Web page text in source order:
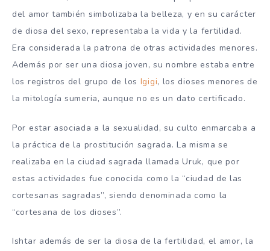
del amor también simbolizaba la belleza, y en su carácter
de diosa del sexo, representaba la vida y la fertilidad.
Era considerada la patrona de otras actividades menores.
Además por ser una diosa joven, su nombre estaba entre
los registros del grupo de los Igigi, los dioses menores de
la mitología sumeria, aunque no es un dato certificado.
Por estar asociada a la sexualidad, su culto enmarcaba a
la práctica de la prostitución sagrada. La misma se
realizaba en la ciudad sagrada llamada Uruk, que por
estas actividades fue conocida como la “ciudad de las
cortesanas sagradas”, siendo denominada como la
“cortesana de los dioses”.
Ishtar además de ser la diosa de la fertilidad, el amor, la